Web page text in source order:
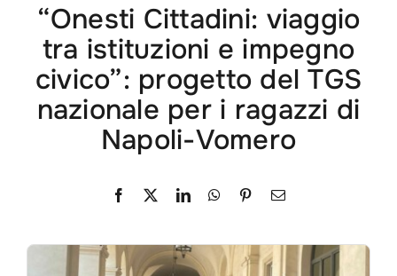
“Onesti Cittadini: viaggio
tra istituzioni e impegno
civico”: progetto del TGS
nazionale per i ragazzi di
Napoli-Vomero